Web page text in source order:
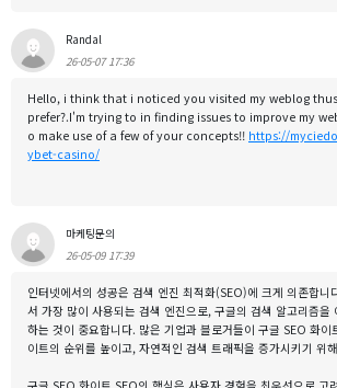
Randal
26-05-07 17:36
Hello, i think that i noticed you visited my weblog
prefer?.I'm trying to in finding issues to improve my
o make use of a few of your concepts!! https://
ybet-casino/
마케팅문의
26-05-09 17:39
인터넷에서의 성공은 검색 엔진 최적화(SEO)에 크게 의존합니
서 가장 많이 사용되는 검색 엔진으로, 구글의 검색 알고리즘을
하는 것이 중요합니다. 많은 기업과 블로거들이 구글 SEO 화이
이트의 순위를 높이고, 자연적인 검색 트래픽을 증가시키기 위